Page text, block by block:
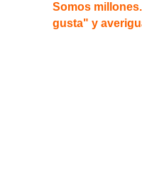
Somos
gusta" y